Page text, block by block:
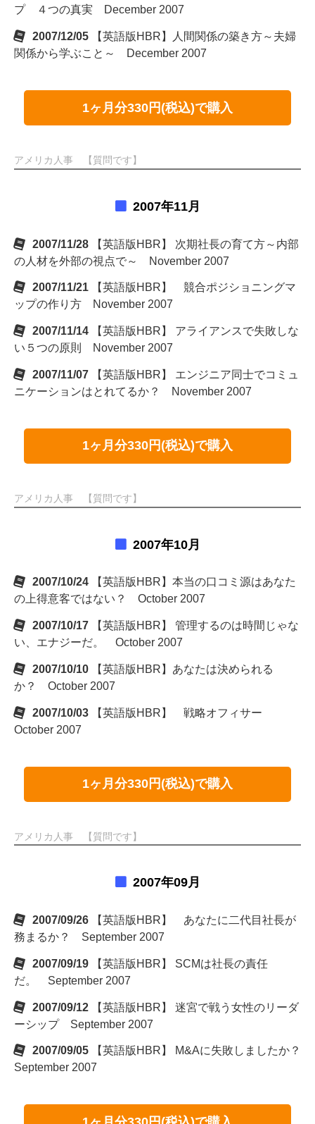
プ ４つの真実 December 2007
2007/12/05
【英語版HBR】人間関係の築き方～夫婦
関係から学ぶこと～ December 2007
1ヶ月分330円(税込)で購入
アメリカ人事 【質問です】
2007年11月
2007/11/28
【英語版HBR】 次期社長の育て方～内部
の人材を外部の視点で～ November 2007
2007/11/21
【英語版HBR】 競合ポジショニングマ
ップの作り方 November 2007
2007/11/14
【英語版HBR】 アライアンスで失敗しな
い５つの原則 November 2007
2007/11/07
【英語版HBR】 エンジニア同士でコミュ
ニケーションはとれてるか？ November 2007
1ヶ月分330円(税込)で購入
アメリカ人事 【質問です】
2007年10月
2007/10/24
【英語版HBR】本当の口コミ源はあなた
の上得意客ではない？ October 2007
2007/10/17
【英語版HBR】 管理するのは時間じゃな
い、エナジーだ。 October 2007
2007/10/10
【英語版HBR】あなたは決められる
か？ October 2007
2007/10/03
【英語版HBR】 戦略オフィサー
October 2007
1ヶ月分330円(税込)で購入
アメリカ人事 【質問です】
2007年09月
2007/09/26
【英語版HBR】 あなたに二代目社長が
務まるか？ September 2007
2007/09/19
【英語版HBR】 SCMは社長の責任
だ。 September 2007
2007/09/12
【英語版HBR】 迷宮で戦う女性のリーダ
ーシップ September 2007
2007/09/05
【英語版HBR】 M&Aに失敗しましたか？
September 2007